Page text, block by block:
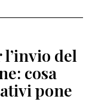
del
cosa
pone